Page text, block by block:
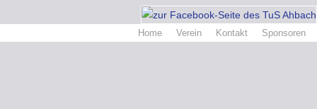
Home Verein Kontakt Sponsoren